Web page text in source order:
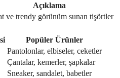
Açıklama
ve trendy görünüm sunan tişörtler
Popüler Ürünler
Pantolonlar, elbiseler, ceketler
Çantalar, kemerler, şapkalar
Sneaker, sandalet, babetler